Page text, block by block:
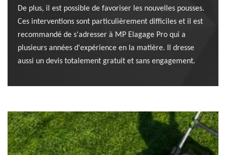
De plus, il est possible de favoriser les nouvelles pousses.
Ces interventions sont particulièrement difficiles et il est
recommandé de s'adresser à MP Elagage Pro qui a
plusieurs années d'expérience en la matière. Il dresse
aussi un devis totalement gratuit et sans engagement.